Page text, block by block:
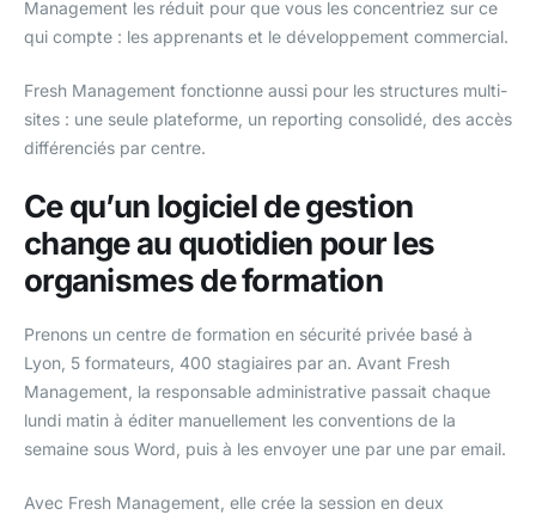
Management les réduit pour que vous les concentriez sur ce
qui compte : les apprenants et le développement commercial.
Fresh Management fonctionne aussi pour les structures multi-
sites : une seule plateforme, un reporting consolidé, des accès
différenciés par centre.
Ce qu’un logiciel de gestion
change au quotidien pour les
organismes de formation
Prenons un centre de formation en sécurité privée basé à
Lyon, 5 formateurs, 400 stagiaires par an. Avant Fresh
Management, la responsable administrative passait chaque
lundi matin à éditer manuellement les conventions de la
semaine sous Word, puis à les envoyer une par une par email.
Avec Fresh Management, elle crée la session en deux